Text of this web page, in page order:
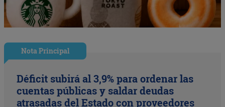
Nota Principal
Déficit subirá al 3,9% para ordenar las
cuentas públicas y saldar deudas
atrasadas del Estado con proveedores